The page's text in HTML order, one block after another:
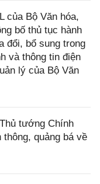
của Bộ Văn hóa,
bố thủ tục hành
đổi, bổ sung trong
và thông tin điện
lý của Bộ Văn
tướng Chính
thông, quảng bá về